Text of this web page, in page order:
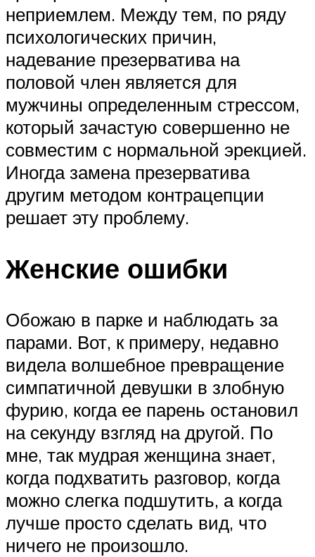
неприемлем. Между тем, по ряду
психологических причин,
надевание презерватива на
половой член является для
мужчины определенным стрессом,
который зачастую совершенно не
совместим с нормальной эрекцией.
Иногда замена презерватива
другим методом контрацепции
решает эту проблему.
Женские ошибки
Обожаю в парке и наблюдать за
парами. Вот, к примеру, недавно
видела волшебное превращение
симпатичной девушки в злобную
фурию, когда ее парень остановил
на секунду взгляд на другой. По
мне, так мудрая женщина знает,
когда подхватить разговор, когда
можно слегка подшутить, а когда
лучше просто сделать вид, что
ничего не произошло.